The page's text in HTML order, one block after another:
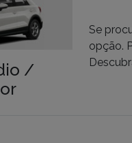
/
Se
opção.